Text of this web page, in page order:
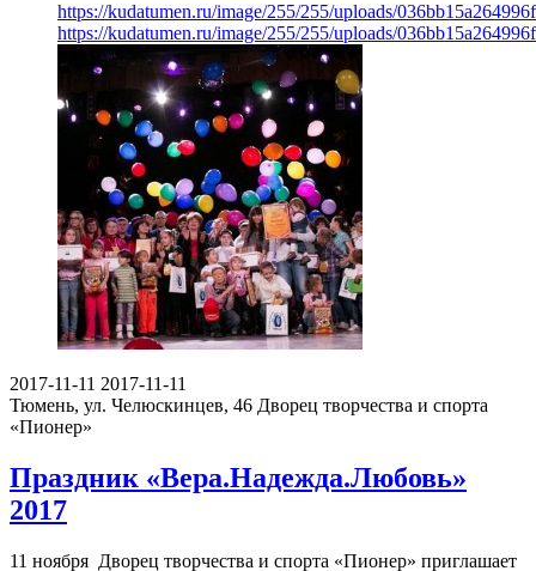
https://kudatumen.ru/image/255/255/uploads/
https://kudatumen.ru/image/255/255/uploads/
2017-11-11 2017-11-11
Тюмень, ул. Челюскинцев, 46 Дворец творчества и спорта
«Пионер»
Праздник «Вера.Надежда.Любовь»
2017
11 ноября Дворец творчества и спорта «Пионер» приглашает